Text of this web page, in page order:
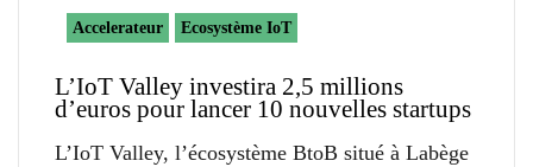
Accelerateur Ecosystème IoT
L’IoT Valley investira 2,5 millions
d’euros pour lancer 10 nouvelles startups
L’IoT Valley, l’écosystème BtoB situé à Labège